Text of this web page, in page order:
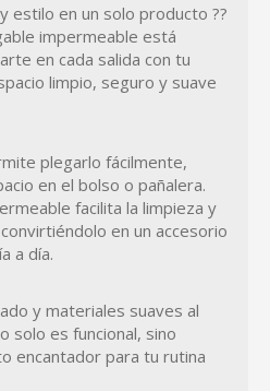
estilo en un solo producto ??
impermeable está
en cada salida con tu
limpio, seguro y suave
plegarlo fácilmente,
en el bolso o pañalera.
facilita la limpieza y
en un accesorio
a día.
y materiales suaves al
solo es funcional, sino
encantador para tu rutina